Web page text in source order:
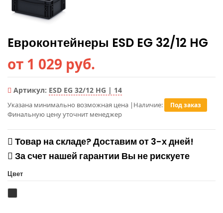
Eвроконтейнеры ESD EG 32/12 HG
от 1 029 руб.
Артикул: ESD EG 32/12 HG | 14
Указана минимально возможная цена |
Финальную цену уточнит менеджер
Наличие: Под заказ
Товар на складе? Доставим от 3-х дней!
За счет нашей гарантии Вы не рискуете
Цвет